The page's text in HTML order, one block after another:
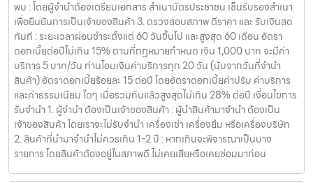
พบ : โดยผู้จำนำต้องเตรียมเอกสาร สำเนาบัตรประชาชน เซ็นรับรองสำเนา
เพื่อยืนยันการเป็นเจ้าของสินค้า 3. ตรวจสอบสภาพ ตีราคา และ รับเงินสด
ทันที : ระยะเวลาผ่อนชำระตั้งแต่ 60 วันขึ้นไป และสูงสุด 60 เดือน อัตรา
ดอกเบี้ยต่อปีไม่เกิน 15% ตามที่กฏหมายกำหนด เงิน 1,000 บาท จะมีค่า
บริการ 5 บาท/วัน ท่านโอนเงินค่าบริการทุก 20 วัน (นับจากวันที่จำนำ
สินค้า) อัตราดอกเบี้ยร้อยละ 15 ต่อปี โดยอัตราดอกเบี้ยค่าปรับ ค่าบริการ
และค่าธรรมเนียม ใดๆ เมื่อรวมกันแล้วสูงสุดไม่เกิน 28% ต่อปี เงื่อนไขการ
รับจำนำ 1. ผู้จำนำ ต้องเป็นเจ้าของสินค้า : ผู้นำสินค้ามาจำนำ ต้องเป็น
เจ้าของสินค้า โดยเราจะไม่รับจำนำ เครื่องเช่า เครื่องยืม หรือเครื่องบริษัท
2. สินค้าที่นำมาจำนำไม่ควรเกิน 1-2 ปี : หากเกินจะพิจารณาเป็นบาง
รายการ โดยสินค้าต้องอยู่ในสภาพดี ไม่เคยเสียหรือเคยซ่อมมาก่อน